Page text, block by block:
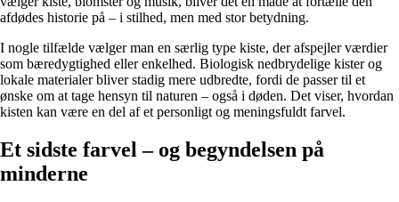
afdødes historie på – i stilhed, men med stor betydning.
I nogle tilfælde vælger man en særlig type kiste, der afspejler værdier
som bæredygtighed eller enkelhed. Biologisk nedbrydelige kister og
lokale materialer bliver stadig mere udbredte, fordi de passer til et
ønske om at tage hensyn til naturen – også i døden. Det viser, hvordan
kisten kan være en del af et personligt og meningsfuldt farvel.
Et sidste farvel – og begyndelsen på
minderne